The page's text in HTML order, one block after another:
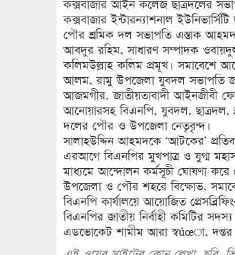
কক্সবাজার আইন কলেজ ছাত্রদলের
কক্সবাজার ইন্টারন্যাশনাল
পৌর শ্রমিক দল সভাপতি এস্তাক
আবদুর রহিম, সাধারণ সম্পাদক
কলিমউল্লাহ কলিম প্রমূখ। সমাবেশে
আলম, রামু উপজেলা যুবদল সভাপতি
আজমগীর, জাতীয়তাবাদী আইনজীবী
আনোয়ারসহ বিএনপি, যুবদল, ছাত্রদল,
দলের পৌর ও উপজেলা নেতৃবৃন্দ।
সালাহউদ্দিন আহমদকে ‘আটকের’
এরআগে বিএনপির মুখপাত্র ও যুগ্ম
মাধ্যমে আন্দোলন কর্মসূচী ঘোষণা করে
উপজেলা ও পৌর শহরে বিক্ষোভ,
বিএনপি কার্যালয়ে আয়োজিত
বিএনপির জাতীয় নির্বাহী কমিটির
এডভোকেট শামীম আরা স্বúœা,